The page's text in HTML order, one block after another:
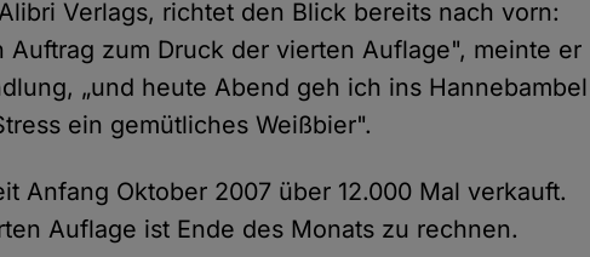
Verlags, richtet den Blick bereits nach vorn:
Auftrag zum Druck der vierten Auflage", meinte er
„und heute Abend geh ich ins Hannebambel
ein gemütliches Weißbier".
Anfang Oktober 2007 über 12.000 Mal verkauft.
Auflage ist Ende des Monats zu rechnen.